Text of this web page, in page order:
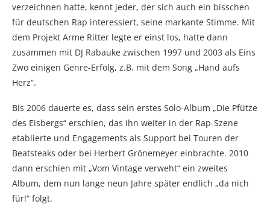
verzeichnen hatte, kennt jeder, der sich auch ein bisschen
für deutschen Rap interessiert, seine markante Stimme. Mit
dem Projekt Arme Ritter legte er einst los, hatte dann
zusammen mit DJ Rabauke zwischen 1997 und 2003 als Eins
Zwo einigen Genre-Erfolg, z.B. mit dem Song „Hand aufs
Herz“.
Bis 2006 dauerte es, dass sein erstes Solo-Album „Die Pfütze
des Eisbergs“ erschien, das ihn weiter in der Rap-Szene
etablierte und Engagements als Support bei Touren der
Beatsteaks oder bei Herbert Grönemeyer einbrachte. 2010
dann erschien mit „Vom Vintage verweht“ ein zweites
Album, dem nun lange neun Jahre später endlich „da nich
für!“ folgt.